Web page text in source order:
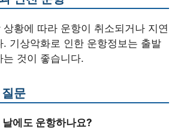
상황에 따라 운항이 취소되거나 지연
. 기상악화로 인한 운항정보는 출발
것이 좋습니다.
문
날에도 운항하나요?